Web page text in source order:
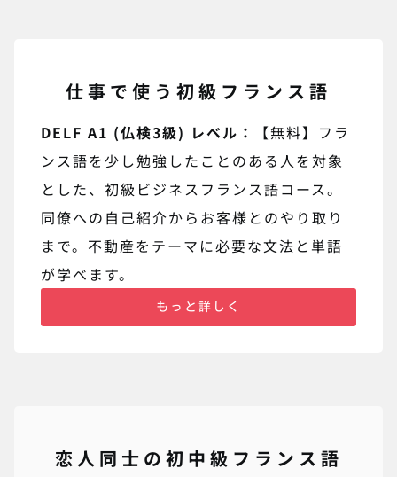
仕事で使う初級フランス語
DELF A1 (仏検3級) レベル：
【無料】フラ
ンス語を少し勉強したことのある人を対象
とした、初級ビジネスフランス語コース。
同僚への自己紹介からお客様とのやり取り
まで。不動産をテーマに必要な文法と単語
が学べます。
もっと詳しく
恋人同士の初中級フランス語